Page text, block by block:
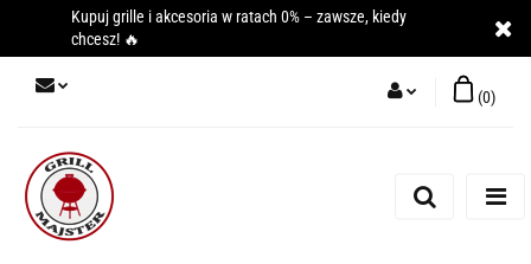
Kupuj grille i akcesoria w ratach 0% – zawsze, kiedy
chcesz! 🔥
Zarejestruj się
(0)